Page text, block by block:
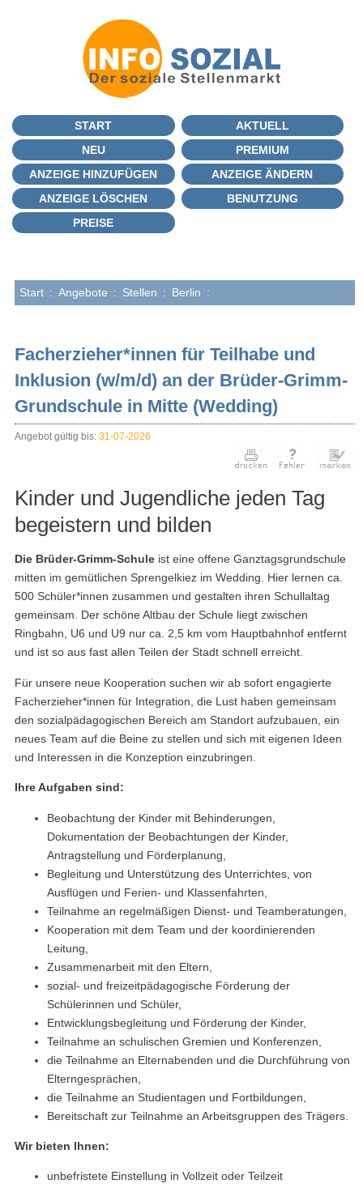
START
AKTUELL
NEU
PREMIUM
ANZEIGE HINZUFÜGEN
ANZEIGE ÄNDERN
ANZEIGE LÖSCHEN
BENUTZUNG
PREISE
Start : Angebote : Stellen : Berlin :
Facherzieher*innen für Teilhabe und
Inklusion (w/m/d) an der Brüder-Grimm-
Grundschule in Mitte (Wedding)
Angebot gültig bis: 31-07-2026
Kinder und Jugendliche jeden Tag
begeistern und bilden
Die Brüder-Grimm-Schule ist eine offene Ganztagsgrundschule
mitten im gemütlichen Sprengelkiez im Wedding. Hier lernen ca.
500 Schüler*innen zusammen und gestalten ihren Schullaltag
gemeinsam. Der schöne Altbau der Schule liegt zwischen
Ringbahn, U6 und U9 nur ca. 2,5 km vom Hauptbahnhof entfernt
und ist so aus fast allen Teilen der Stadt schnell erreicht.
Für unsere neue Kooperation suchen wir ab sofort engagierte
Facherzieher*innen für Integration, die Lust haben gemeinsam
den sozialpädagogischen Bereich am Standort aufzubauen, ein
neues Team auf die Beine zu stellen und sich mit eigenen Ideen
und Interessen in die Konzeption einzubringen.
Ihre Aufgaben sind:
Beobachtung der Kinder mit Behinderungen,
Dokumentation der Beobachtungen der Kinder,
Antragstellung und Förderplanung,
Begleitung und Unterstützung des Unterrichtes, von
Ausflügen und Ferien- und Klassenfahrten,
Teilnahme an regelmäßigen Dienst- und Teamberatungen,
Kooperation mit dem Team und der koordinierenden
Leitung,
Zusammenarbeit mit den Eltern,
sozial- und freizeitpädagogische Förderung der
Schülerinnen und Schüler,
Entwicklungsbegleitung und Förderung der Kinder,
Teilnahme an schulischen Gremien und Konferenzen,
die Teilnahme an Elternabenden und die Durchführung von
Elterngesprächen,
die Teilnahme an Studientagen und Fortbildungen,
Bereitschaft zur Teilnahme an Arbeitsgruppen des Trägers.
Wir bieten Ihnen:
unbefristete Einstellung in Vollzeit oder Teilzeit